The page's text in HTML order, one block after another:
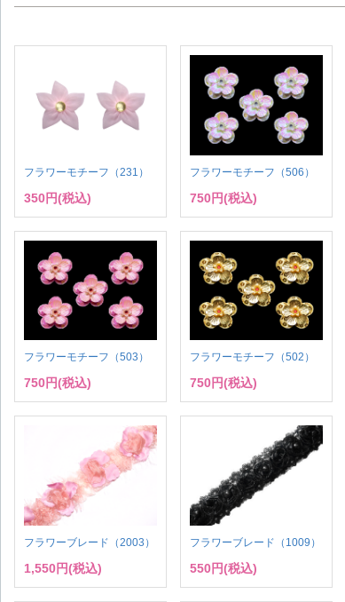
フラワーモチーフ（231）
350円(税込)
フラワーモチーフ（506）
750円(税込)
フラワーモチーフ（503）
750円(税込)
フラワーモチーフ（502）
750円(税込)
フラワーブレード（2003）
1,550円(税込)
フラワーブレード（1009）
550円(税込)